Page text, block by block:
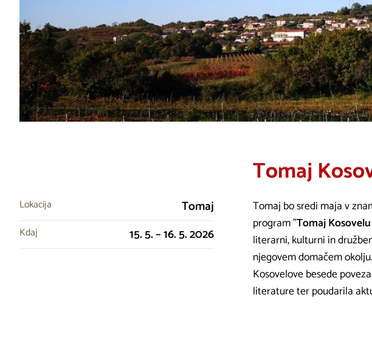
Tomaj
Lokacija Tomaj
Kdaj 15. 5. – 16. 5. 2026
Tomaj bo sredi maja v
program "Tomaj
literarni, kulturni in
njegovem domačem
Kosovelove besede
literature ter poudarila